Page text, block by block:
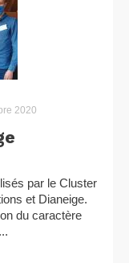
2020
par le Cluster
et Dianeige.
du caractère